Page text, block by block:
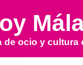
de ocio y cultura